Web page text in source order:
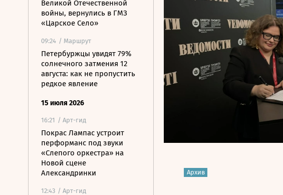
Великой Отечественной
войны, вернулись в ГМЗ
«Царское Село»
09:24 / Маршрут
Петербуржцы увидят 79%
солнечного затмения 12
августа: как не пропустить
редкое явление
15 июля 2026
16:21 / Арт-гид
Покрас Лампас устроит
перформанс под звуки
«Слепого оркестра» на
Новой сцене
Александринки
12:43 / Арт-гид
Архив